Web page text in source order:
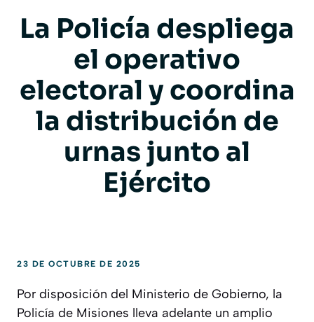
La Policía despliega
el operativo
electoral y coordina
la distribución de
urnas junto al
Ejército
23 DE OCTUBRE DE 2025
Por disposición del Ministerio de Gobierno, la
Policía de Misiones lleva adelante un amplio